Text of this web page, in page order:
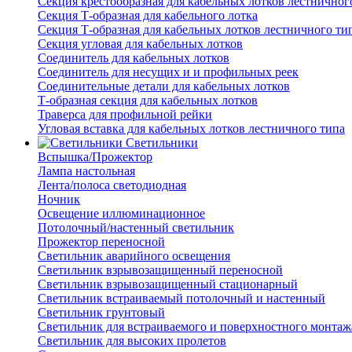
Секция Т-образная для кабельного лотка
Секция Т-образная для кабельных лотков лестничного
Секция угловая для кабельных лотков
Соединитель для кабельных лотков
Соединитель для несущих и и профильных реек
Соединительные детали для кабельных лотков
Т-образная секция для кабельных лотков
Траверса для профильной рейки
Угловая вставка для кабельных лотков лестничного типа
Светильники
Вспышка/Прожектор
Лампа настольная
Лента/полоса светодиодная
Ночник
Освещение иллюминационное
Потолочный/настенный светильник
Прожектор переносной
Светильник аварийного освещения
Светильник взрывозащищенный переносной
Светильник взрывозащищенный стационарный
Светильник встраиваемый потолочный и настенный
Светильник грунтовый
Светильник для встраиваемого и поверхностного
Светильник для высоких пролетов